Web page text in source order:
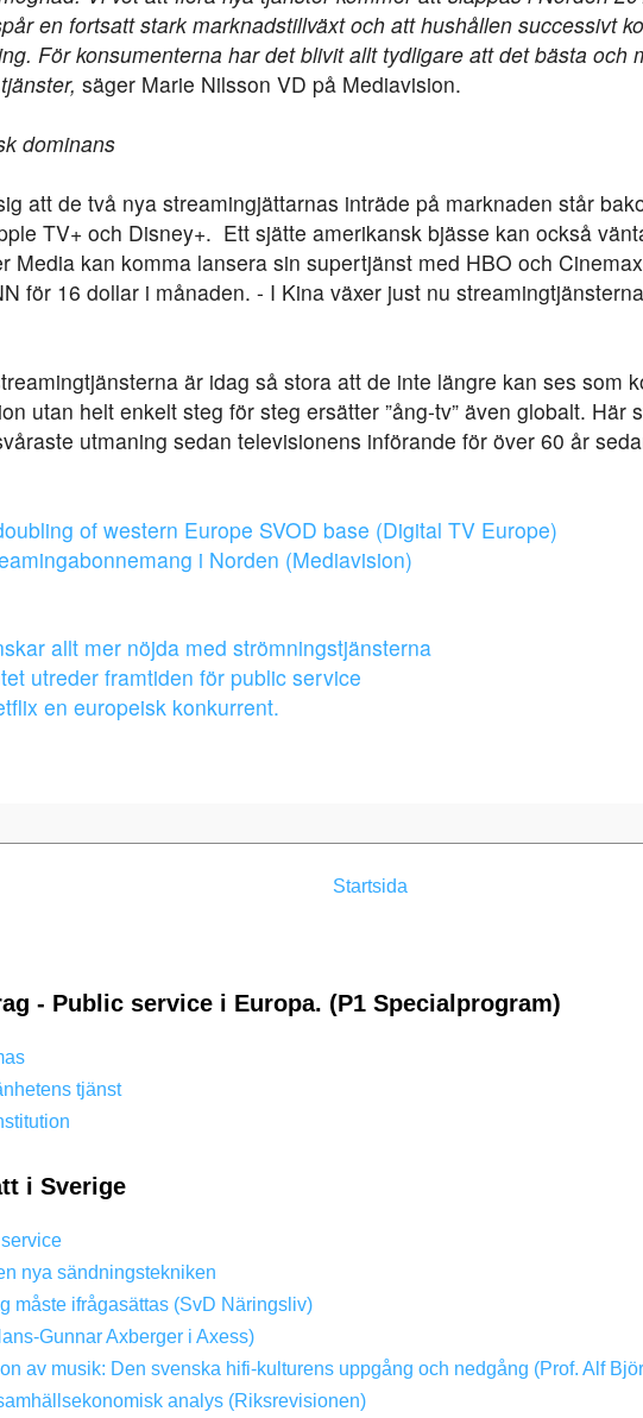
en fortsatt stark marknadstillväxt och att hushållen successivt
För konsumenterna har det blivit allt tydligare att det bästa och
säger Marie Nilsson VD på Mediavision.
dominans
att de två nya streamingjättarnas inträde på marknaden står
TV+ och Disney+. Ett sjätte amerikansk bjässe kan också
Media kan komma lansera sin supertjänst med HBO och
för 16 dollar i månaden. - I Kina växer just nu
är idag så stora att de inte längre kan ses som
utan helt enkelt steg för steg ersätter ”ång-tv” även globalt. Här
utmaning sedan televisionens införande för över 60 år
of western Europe SVOD base (Digital TV Europe)
i Norden (Mediavision)
allt mer nöjda med strömningstjänsterna
utreder framtiden för public service
en europeisk konkurrent.
Startsida
- Public service i Europa. (P1 Specialprogram)
tjänst
i Sverige
nya sändningstekniken
måste ifrågasättas (SvD Näringsliv)
Gunnar Axberger i Axess)
av musik: Den svenska hifi-kulturens uppgång och nedgång (Prof. Alf
analys (Riksrevisionen)